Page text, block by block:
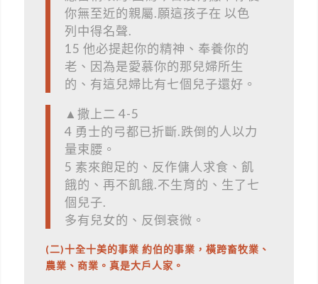
你無至近的親屬.願這孩子在 以色
列中得名聲.
15 他必提起你的精神、奉養你的
老、因為是愛慕你的那兒婦所生
的、有這兒婦比有七個兒子還好。
▲撒上二 4-5
4 勇士的弓都已折斷.跌倒的人以力
量束腰。
5 素來飽足的、反作傭人求食、飢
餓的、再不飢餓.不生育的、生了七
個兒子.
多有兒女的、反倒衰微。
(二)十全十美的事業 約伯的事業，橫跨畜牧業、
農業、商業。真是大戶人家。